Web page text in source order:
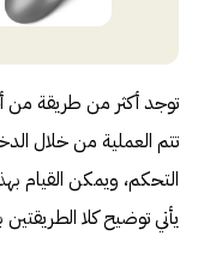
تتم العملية من خلال
يأتي توضيح كلا